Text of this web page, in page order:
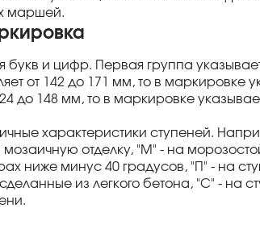
маршей.
и цифр. Первая группа
от 142 до 171 мм, то в маркировке
до 148 мм, то в маркировке
характеристики ступеней.
отделку, "М" - на
ниже минус 40 градусов, "П" - на
из легкого бетона, "С" - на